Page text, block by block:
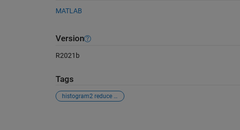
MATLAB
Version
R2021b
Tags
histogram2 reduce noise